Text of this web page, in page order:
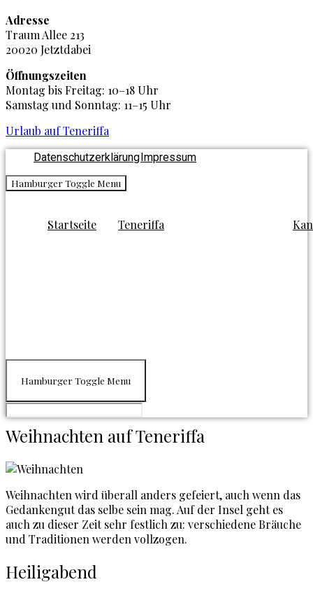
Adresse
Traum Allee 213
20020 Jetztdabei
Öffnungszeiten
Montag bis Freitag: 10–18 Uhr
Samstag und Sonntag: 11–15 Uhr
Urlaub auf Teneriffa
Datenschutzerklärung Impressum
Hamburger Toggle Menu
Startseite Teneriffa
Hamburger Toggle Menu
Weihnachten auf Teneriffa
Weihnachten wird überall anders gefeiert, auch wenn das
Gedankengut das selbe sein mag. Auf der Insel geht es
auch zu dieser Zeit sehr festlich zu: verschiedene Bräuche
und Traditionen werden vollzogen.
Heiligabend